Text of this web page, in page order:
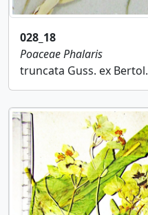
028_18
PoaceaePhalaris
truncata Guss. ex Bertol.